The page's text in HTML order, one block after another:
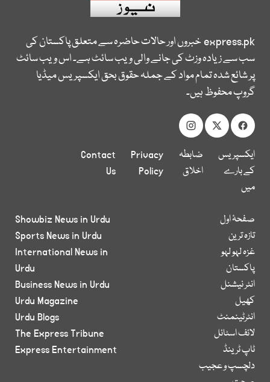
express.pkخبروں اور حالات حاضرہ سے متعلق پاکستان کی
سب سے زیادہ وزٹ کی جانے والی ویب سائٹ ہے۔ اس ویب سائٹ
پر شائع شدہ تمام مواد کے جملہ حقوق بحق ایکسپریس میڈیا
گروپ محفوظ ہیں۔
ایکسپریس
کے بارے
میں
ضابطہ
اخلاق
Privacy
Policy
Contact
Us
صفحۂ اول
تازہ ترین
غزہ لہو لہو
پاکستان
انٹر نیشنل
کھیل
انٹرٹینمنٹ
لائف اسٹائل
ٹاپ ٹرینڈ
دلچسپ و عجیب
Showbiz News in Urdu
Sports News in Urdu
International News in
Urdu
Business News in Urdu
Urdu Magazine
Urdu Blogs
The Express Tribune
Express Entertainment